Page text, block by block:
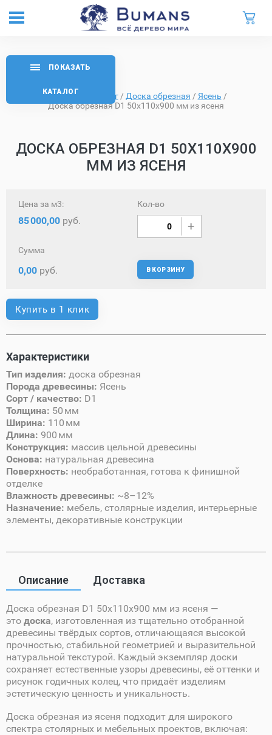
Главная Каталог / Доска обрезная / Ясень /
Доска обрезная D1 50х110х900 мм из ясеня
ДОСКА ОБРЕЗНАЯ D1 50Х110Х900
ММ ИЗ ЯСЕНЯ
ПОКАЗАТЬ
КАТАЛОГ
Цена за м3:
85000,00 руб.
Кол-во
Сумма
0,00 руб. В КОРЗИНУ
Купить в 1 клик
Характеристики
Тип изделия: доска обрезная
Порода древесины: Ясень
Сорт / качество: D1
Толщина: 50 мм
Ширина: 110 мм
Длина: 900 мм
Конструкция: массив цельной древесины
Основа: натуральная древесина
Поверхность: необработанная, готова к финишной
отделке
Влажность древесины: ~8–12%
Назначение: мебель, столярные изделия, интерьерные
элементы, декоративные конструкции
Описание Доставка
Доска обрезная D1 50х110х900 мм из ясеня —
это доска, изготовленная из тщательно отобранной
древесины твёрдых сортов, отличающаяся высокой
прочностью, стабильной геометрией и выразительной
натуральной текстурой. Каждый экземпляр доски
сохраняет естественные узоры древесины, её оттенки и
рисунок годичных колец, что придаёт изделиям
эстетическую ценность и уникальность.
Доска обрезная из ясеня подходит для широкого
спектра столярных и мебельных проектов, включая: